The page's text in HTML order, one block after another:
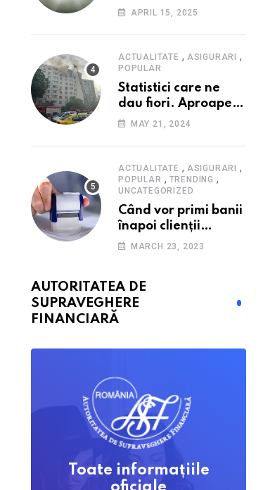
Consumatorii caută
scumpirilor, mai ales
la alimente
APRIL 15, 2025
ACTUALITATE , ASIGURARI ,
POPULAR
Statistici care ne
dau fiori. Aproape
20 de case ard zilnic
pagubele au
explodat. Cum te
poți proteja cu nici
40 de lei pe lună
MAY 21, 2024
ACTUALITATE , ASIGURARI ,
POPULAR , TRENDING ,
UNCATEGORIZED
Când vor primi banii
înapoi clienții
Euroins care
toate termenele
MARCH 23, 2023
AUTORITATEA DE
SUPRAVEGHERE
FINANCIARĂ
Toate informațiile